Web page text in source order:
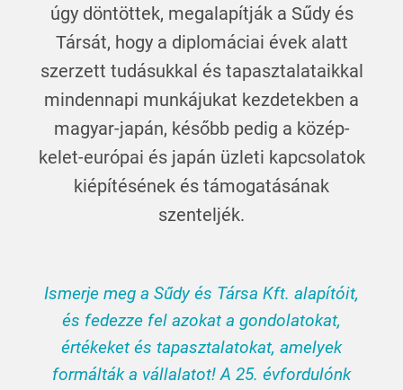
úgy döntöttek, megalapítják a Sűdy és
Társát, hogy a diplomáciai évek alatt
szerzett tudásukkal és tapasztalataikkal
mindennapi munkájukat kezdetekben a
magyar-japán, később pedig a közép-
kelet-európai és japán üzleti kapcsolatok
kiépítésének és támogatásának
szenteljék.
Ismerje meg a Sűdy és Társa Kft. alapítóit,
és fedezze fel azokat a gondolatokat,
értékeket és tapasztalatokat, amelyek
formálták a vállalatot! A 25. évfordulónk